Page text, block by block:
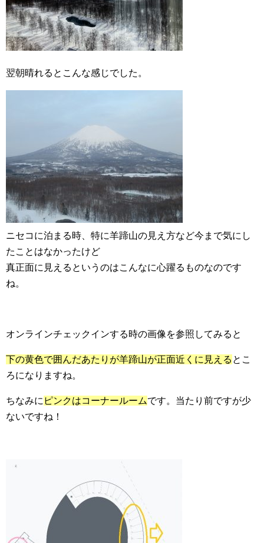
翌朝晴れるとこんな感じでした。
ニセコに泊まる時、特に羊蹄山の見え方など今まで気にし
たことはなかったけど
真正面に見えるというのはこんなに心躍るものなのです
ね。
オンラインチェックインする時の画像を参照してみると
下の黄色で囲んだあたりが羊蹄山が正面近くに見える とこ
ろになりますね。
ちなみに ピンクはコーナールームです。当たり前ですが少
ないですね！